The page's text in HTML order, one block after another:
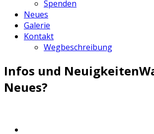
Spenden
Neues
Galerie
Kontakt
Wegbeschreibung
Infos und Neuigkeiten
Neues?